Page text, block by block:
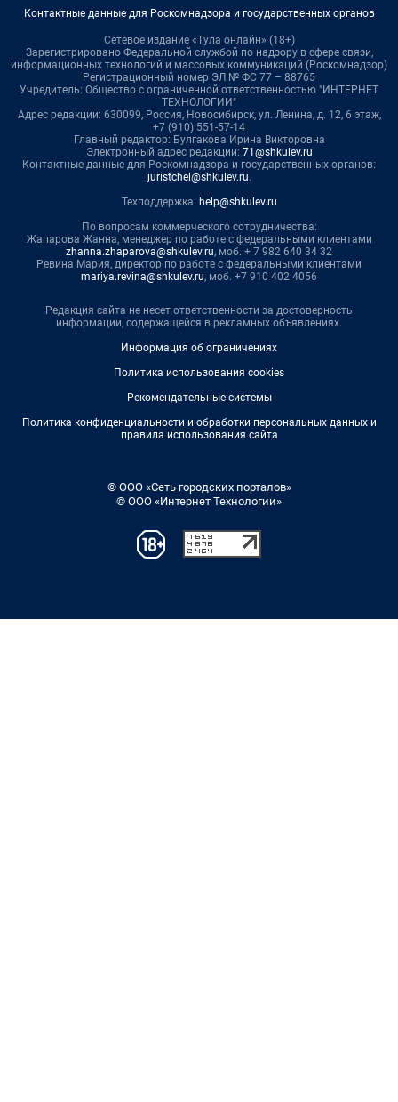
Контактные данные для Роскомнадзора и государственных органов
Сетевое издание «Тула онлайн» (18+)
Зарегистрировано Федеральной службой по надзору в сфере связи,
информационных технологий и массовых коммуникаций (Роскомнадзор)
Регистрационный номер ЭЛ № ФС 77 – 88765
Учредитель: Общество с ограниченной ответственностью "ИНТЕРНЕТ
ТЕХНОЛОГИИ"
Адрес редакции: 630099, Россия, Новосибирск, ул. Ленина, д. 12, 6 этаж,
+7 (910) 551-57-14
Главный редактор: Булгакова Ирина Викторовна
Электронный адрес редакции: 71@shkulev.ru
Контактные данные для Роскомнадзора и государственных органов:
juristchel@shkulev.ru.
Техподдержка: help@shkulev.ru
По вопросам коммерческого сотрудничества:
Жапарова Жанна, менеджер по работе с федеральными клиентами
zhanna.zhaparova@shkulev.ru, моб. + 7 982 640 34 32
Ревина Мария, директор по работе с федеральными клиентами
mariya.revina@shkulev.ru, моб. +7 910 402 4056
Редакция сайта не несет ответственности за достоверность
информации, содержащейся в рекламных объявлениях.
Информация об ограничениях
Политика использования cookies
Рекомендательные системы
Политика конфиденциальности и обработки персональных данных и
правила использования сайта
© ООО «Сеть городских порталов»
© ООО «Интернет Технологии»